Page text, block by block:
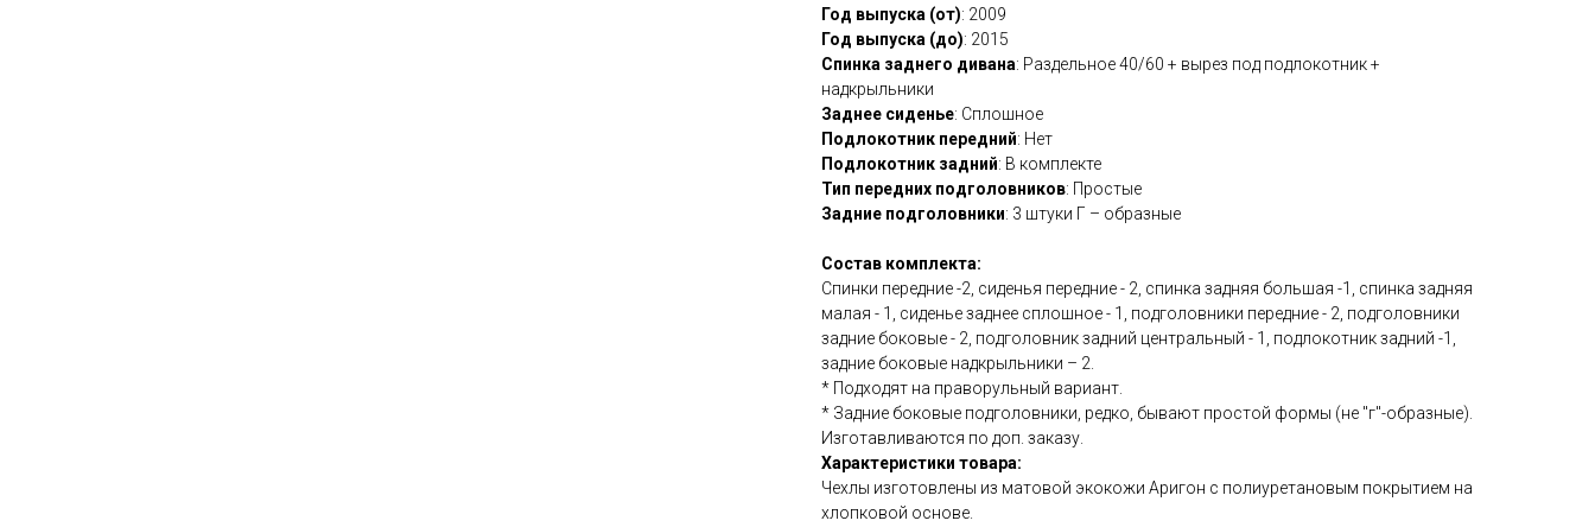
Год выпуска (от): 2009
Год выпуска (до): 2015
Спинка заднего дивана: Раздельное 40/60 + вырез под подлокотник +
надкрыльники
Заднее сиденье: Сплошное
Подлокотник передний: Нет
Подлокотник задний: В комплекте
Тип передних подголовников: Простые
Задние подголовники: 3 штуки Г – образные
Состав комплекта:
Спинки передние -2, сиденья передние - 2, спинка задняя большая -1, спинка задняя
малая - 1, сиденье заднее сплошное - 1, подголовники передние - 2, подголовники
задние боковые - 2, подголовник задний центральный - 1, подлокотник задний -1,
задние боковые надкрыльники – 2.
* Подходят на праворульный вариант.
* Задние боковые подголовники, редко, бывают простой формы (не "г"-образные).
Изготавливаются по доп. заказу.
Характеристики товара:
Чехлы изготовлены из матовой экокожи Аригон с полиуретановым покрытием на
хлопковой основе.